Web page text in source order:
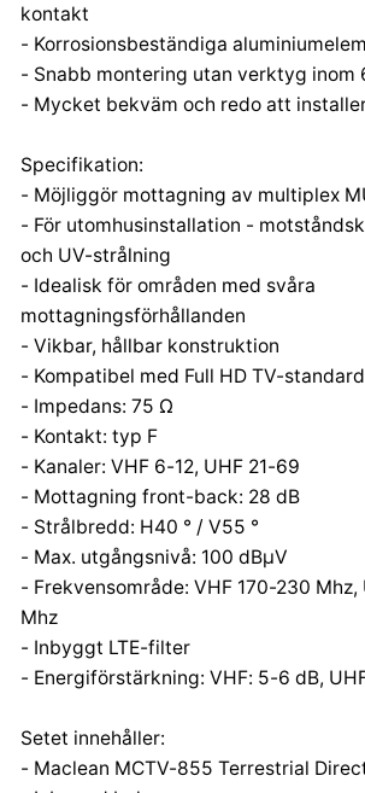
kontakt
- Korrosionsbeständiga
- Snabb montering utan verktyg inom
- Mycket bekväm och redo att
Specifikation:
- Möjliggör mottagning av multiplex
- För utomhusinstallation -
och UV-strålning
- Idealisk för områden med svåra
mottagningsförhållanden
- Vikbar, hållbar konstruktion
- Kompatibel med Full HD TV-
- Impedans: 75 Ω
- Kontakt: typ F
- Kanaler: VHF 6-12, UHF 21-69
- Mottagning front-back: 28 dB
- Strålbredd: H40 ° / V55 °
- Max. utgångsnivå: 100 dBμV
- Frekvensområde: VHF 170-230
Mhz
- Inbyggt LTE-filter
- Energiförstärkning: VHF: 5-6 dB,
Setet innehåller:
- Maclean MCTV-855 Terrestrial